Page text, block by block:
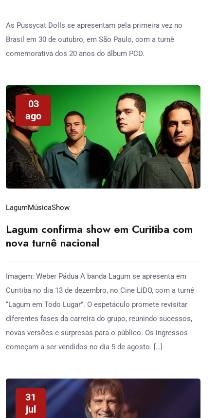
As Pussycat Dolls se apresentam pela primeira vez no
Brasil em 30 de outubro, em São Paulo, com a turnê
comemorativa dos 20 anos do álbum PCD.
03
ago
LagumMúsicaShow
Lagum confirma show em Curitiba com
nova turnê nacional
Imagem: Weber Pádua A banda Lagum se apresenta em
Curitiba no dia 13 de dezembro, no Cine LIDO, com a turnê
“Lagum em Todo Lugar”. O espetáculo promete revisitar
diferentes fases da carreira do grupo, reunindo sucessos,
novas versões e surpresas para o público. Os ingressos
começam a ser vendidos no dia 5 de agosto. […]
31
jul